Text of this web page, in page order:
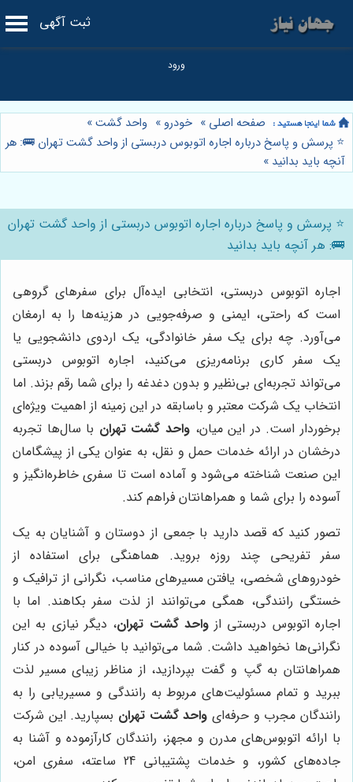
ثبت آگهی
صفحه اصلی » خودرو » واحد گشت»
⭐️ پرسش و پاسخ درباره اجاره اتوبوس دربستی از واحد گشت تهران 🚌: هر
آنچه باید بدانید »
⭐️ پرسش و پاسخ درباره اجاره اتوبوس دربستی از واحد گشت تهران
🚌: هر آنچه باید بدانید
اجاره اتوبوس دربستی، انتخابی ایده‌آل برای سفرهای گروهی
است که راحتی، ایمنی و صرفه‌جویی در هزینه‌ها را به ارمغان
می‌آورد. چه برای یک سفر خانوادگی، یک اردوی دانشجویی یا
یک سفر کاری برنامه‌ریزی می‌کنید، اجاره اتوبوس دربستی
می‌تواند تجربه‌ای بی‌نظیر و بدون دغدغه را برای شما رقم بزند. اما
انتخاب یک شرکت معتبر و باسابقه در این زمینه از اهمیت ویژه‌ای
برخوردار است. در این میان، واحد گشت تهران با سال‌ها تجربه
درخشان در ارائه خدمات حمل و نقل، به عنوان یکی از پیشگامان
این صنعت شناخته می‌شود و آماده است تا سفری خاطره‌انگیز و
آسوده را برای شما و همراهانتان فراهم کند.
تصور کنید که قصد دارید با جمعی از دوستان و آشنایان به یک
سفر تفریحی چند روزه بروید. هماهنگی برای استفاده از
خودروهای شخصی، یافتن مسیرهای مناسب، نگرانی از ترافیک و
خستگی رانندگی، همگی می‌توانند از لذت سفر بکاهند. اما با
اجاره اتوبوس دربستی ازواحد گشت تهران، دیگر نیازی به این
نگرانی‌ها نخواهید داشت. شما می‌توانید با خیالی آسوده در کنار
همراهانتان به گپ و گفت بپردازید، از مناظر زیبای مسیر لذت
ببرید و تمام مسئولیت‌های مربوط به رانندگی و مسیریابی را به
رانندگان مجرب و حرفه‌ای واحد گشت تهران بسپارید. این شرکت
با ارائه اتوبوس‌های مدرن و مجهز، رانندگان کارآزموده و آشنا به
جاده‌های کشور، و خدمات پشتیبانی 24 ساعته، سفری امن،